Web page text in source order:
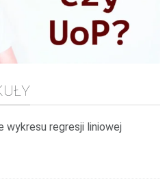
wykresu regresji liniowej